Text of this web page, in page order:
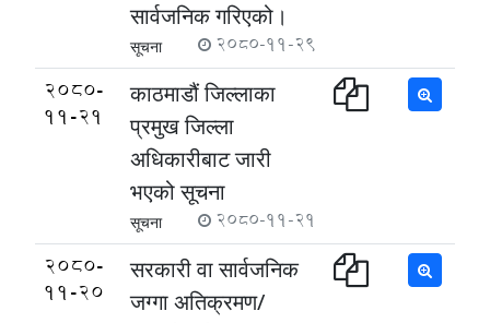
सार्वजनिक गरिएको।
सूचना 2080-11-29
2080-
11-21
काठमाडौं जिल्लाका
प्रमुख जिल्ला
अधिकारीबाट जारी
भएको सूचना
सूचना 2080-11-21
2080-
11-20
सरकारी वा सार्वजनिक
जग्गा अतिक्रमण/